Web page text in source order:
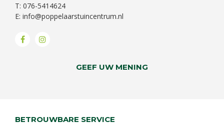
T: 076-5414624
E: info@poppelaarstuincentrum.nl
GEEF UW MENING
BETROUWBARE SERVICE